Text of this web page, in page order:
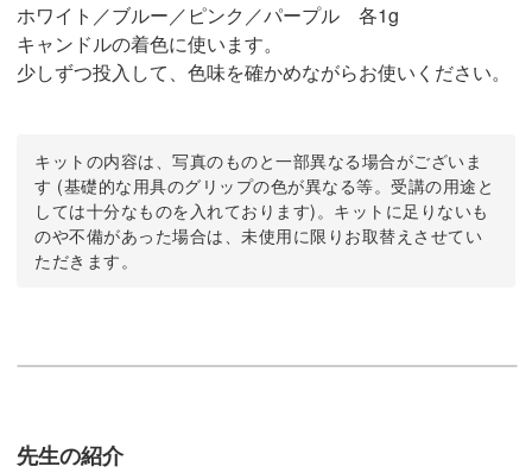
ホワイト／ブルー／ピンク／パープル 各1g
キャンドルの着色に使います。
少しずつ投入して、色味を確かめながらお使いください。
キットの内容は、写真のものと一部異なる場合がございま
す (基礎的な用具のグリップの色が異なる等。受講の用途と
しては十分なものを入れております)。キットに足りないも
のや不備があった場合は、未使用に限りお取替えさせてい
ただきます。
先生の紹介